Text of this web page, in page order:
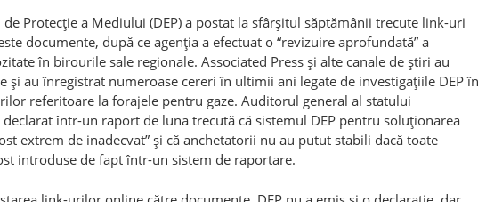
Protecție a Mediului (DEP) a postat la sfârșitul săptămânii trecute link-uri
documente, după ce agenția a efectuat o “revizuire aprofundată” a
în birourile sale regionale. Associated Press și alte canale de știri au
și au înregistrat numeroase cereri în ultimii ani legate de investigațiile DEP în
referitoare la forajele pentru gaze. Auditorul general al statului
declarat într-un raport de luna trecută că sistemul DEP pentru soluționarea
extrem de inadecvat” și că anchetatorii nu au putut stabili dacă toate
introduse de fapt într-un sistem de raportare.